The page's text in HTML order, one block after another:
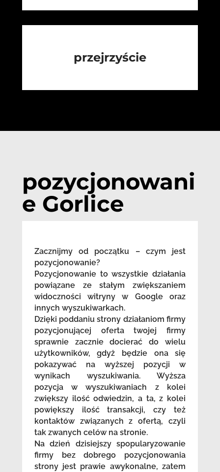
przejrzyście
pozycjonowani
e Gorlice
Zacznijmy od początku – czym jest
pozycjonowanie?
Pozycjonowanie to wszystkie działania
powiązane ze stałym zwiększaniem
widoczności witryny w Google oraz
innych wyszukiwarkach.
Dzięki poddaniu strony działaniom firmy
pozycjonującej oferta twojej firmy
sprawnie zacznie docierać do wielu
użytkowników, gdyż będzie ona się
pokazywać na wyższej pozycji w
wynikach wyszukiwania. Wyższa
pozycja w wyszukiwaniach z kolei
zwiększy ilość odwiedzin, a ta, z kolei
powiększy ilość transakcji, czy też
kontaktów związanych z ofertą, czyli
tak zwanych celów na stronie.
Na dzień dzisiejszy spopularyzowanie
firmy bez dobrego pozycjonowania
strony jest prawie awykonalne, zatem